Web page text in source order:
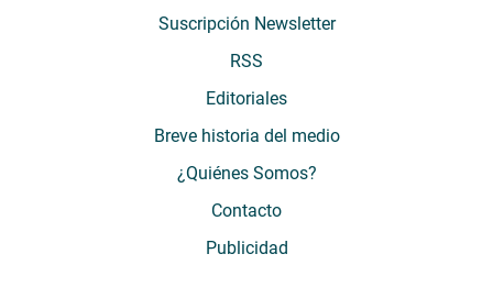
Suscripción Newsletter
RSS
Editoriales
Breve historia del medio
¿Quiénes Somos?
Contacto
Publicidad